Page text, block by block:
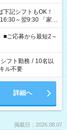
翌9:30 「家族
準備がしたい」
望を教えてください
40時間を超える場
■ご応募から最短2～
シフト勤務 / 10名以
ル不要
詳細へ
掲載日：2026.08.07